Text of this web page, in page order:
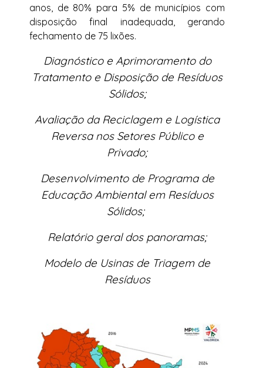
anos, de 80% para 5% de municípios com
disposição final inadequada, gerando
fechamento de 75 lixões.
Diagnóstico e Aprimoramento do
Tratamento e Disposição de Resíduos
Sólidos;
Avaliação da Reciclagem e Logística
Reversa nos Setores Público e
Privado;
Desenvolvimento de Programa de
Educação Ambiental em Resíduos
Sólidos;
Relatório geral dos panoramas;
Modelo de Usinas de Triagem de
Resíduos